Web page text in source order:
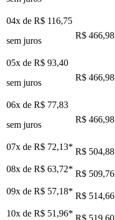
04x de R$ 116,75
sem juros
R$ 466,98
05x de R$ 93,40
sem juros
R$ 466,98
06x de R$ 77,83
sem juros
R$ 466,98
07x de R$ 72,13* R$ 504,88
08x de R$ 63,72* R$ 509,76
09x de R$ 57,18* R$ 514,66
10x de R$ 51,96* R$ 519,60